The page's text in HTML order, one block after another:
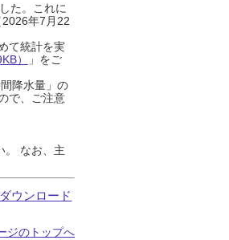
た。これに
年7月22
て統計を実
）
」をご
降水量」の
で、ご注意
。 なお、主
ウンロード
ジのトップへ